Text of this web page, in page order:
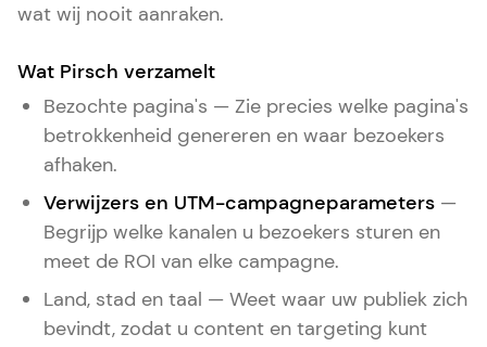
wat wij nooit aanraken.
Wat Pirsch verzamelt
Bezochte pagina's — Zie precies welke pagina's
betrokkenheid genereren en waar bezoekers
afhaken.
Verwijzers en UTM-campagneparameters —
Begrijp welke kanalen u bezoekers sturen en
meet de ROI van elke campagne.
Land, stad en taal — Weet waar uw publiek zich
bevindt, zodat u content en targeting kunt